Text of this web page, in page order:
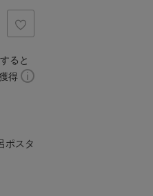
ると
得
ポスタ